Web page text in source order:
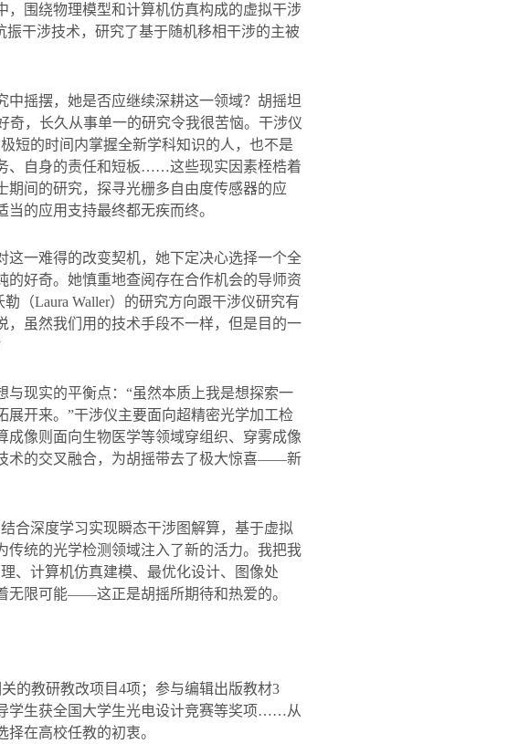
围绕物理模型和计算机仿真构成的虚拟干涉
干涉技术，研究了基于随机移相干涉的主被
中摇摆，她是否应继续深耕这一领域？胡摇坦
奇，长久从事单一的研究令我很苦恼。干涉仪
短的时间内掌握全新学科知识的人，也不是
、自身的责任和短板……这些现实因素桎梏着
间的研究，探寻光栅多自由度传感器的应
的应用支持最终都无疾而终。
一难得的改变契机，她下定决心选择一个全
好奇。她慎重地查阅存在合作机会的导师资
勒（Laura Waller）的研究方向跟干涉仪研究有
，虽然我们用的技术手段不一样，但是目的一
现实的平衡点：“虽然本质上我是想探索一
开来。”干涉仪主要面向超精密光学加工检
像则面向生物医学等领域穿组织、穿雾成像
术的交叉融合，为胡摇带去了极大惊喜——新
合深度学习实现瞬态干涉图解算，基于虚拟
统的光学检测领域注入了新的活力。我把我
、计算机仿真建模、最优化设计、图像处
无限可能——这正是胡摇所期待和热爱的。
的教研教改项目4项；参与编辑出版教材3
学生获全国大学生光电设计竞赛等奖项……从
在高校任教的初衷。